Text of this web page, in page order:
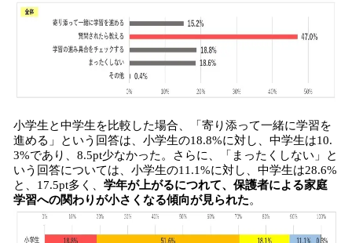
小学生と中学生を比較した場合、「寄り添って一緒に学習を
進める」という回答は、小学生の18.8%に対し、中学生は10.
3%であり、8.5pt少なかった。さらに、「まったくしない」と
いう回答については、小学生の11.1%に対し、中学生は28.6%
と、17.5pt多く、 学年が上がるにつれて、保護者による家庭
学習への関わりが小さくなる傾向が見られた。